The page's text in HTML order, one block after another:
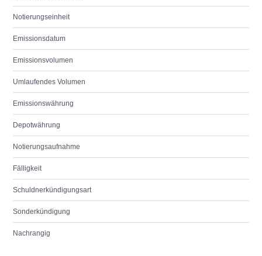
Notierungseinheit
Emissionsdatum
Emissionsvolumen
Umlaufendes Volumen
Emissionswährung
Depotwährung
Notierungsaufnahme
Fälligkeit
Schuldnerkündigungsart
Sonderkündigung
Nachrangig